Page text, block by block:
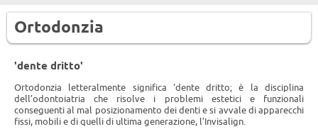
Ortodonzia
'dente dritto'
Ortodonzia letteralmente significa ‘dente dritto; è la disciplina
dell’odontoiatria che risolve i problemi estetici e funzionali
conseguenti al mal posizionamento dei denti e si avvale di apparecchi
fissi, mobili e di quelli di ultima generazione, l’Invisalign.